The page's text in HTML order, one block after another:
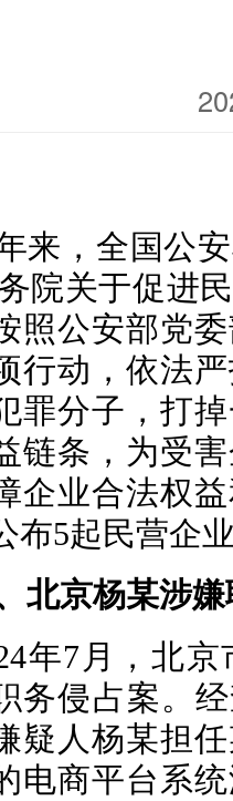
来，全国公
院关于促进
照公安部党
行动，依法
罪分子，打
链条，为受
企业合法权
布5起民营企
北京杨某涉
年7月，北
务侵占案。
疑人杨某担
电商平台系